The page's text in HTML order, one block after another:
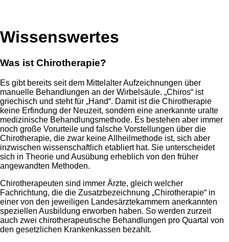
Wissenswertes
Was ist Chirotherapie?
Es gibt bereits seit dem Mittelalter Aufzeichnungen über
manuelle Behandlungen an der Wirbelsäule. „Chiros“ ist
griechisch und steht für „Hand“. Damit ist die Chirotherapie
keine Erfindung der Neuzeit, sondern eine anerkannte uralte
medizinische Behandlungsmethode. Es bestehen aber immer
noch große Vorurteile und falsche Vorstellungen über die
Chirotherapie, die zwar keine Allheilmethode ist, sich aber
inzwischen wissenschaftlich etabliert hat. Sie unterscheidet
sich in Theorie und Ausübung erheblich von den früher
angewandten Methoden.
Chirotherapeuten sind immer Ärzte, gleich welcher
Fachrichtung, die die Zusatzbezeichnung „Chirotherapie“ in
einer von den jeweiligen Landesärztekammern anerkannten
speziellen Ausbildung erworben haben. So werden zurzeit
auch zwei chirotherapeutische Behandlungen pro Quartal von
den gesetzlichen Krankenkassen bezahlt.